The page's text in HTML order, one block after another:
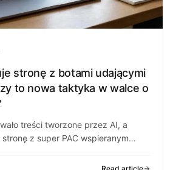
stronę z botami udającymi
to nowa taktyka w walce o
treści tworzone przez AI, a
stronę z super PAC wspieranym